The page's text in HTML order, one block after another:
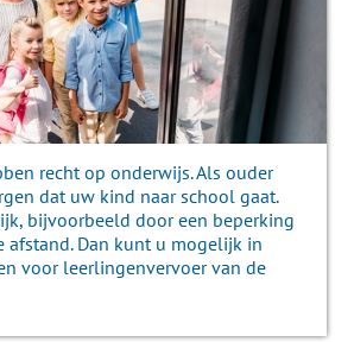
recht op onderwijs. Als ouder
dat uw kind naar school gaat.
bijvoorbeeld door een beperking
afstand. Dan kunt u mogelijk in
voor leerlingenvervoer van de